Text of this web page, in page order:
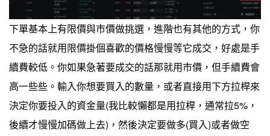
下單基本上有限價與市價做挑選，進階也有其他的方式，你
不急的話就用限價掛個喜歡的價格慢慢等它成交，好處是手
續費較低。你如果急著要成交的話那就用市價，但手續費會
高一些些。輸入你想要買入的數量，或者直接用下方拉桿來
決定你要投入的資金量(我比較懶都是用拉桿，通常拉5%，
後續才慢慢加碼做上去)，然後決定要做多(買入)或者做空